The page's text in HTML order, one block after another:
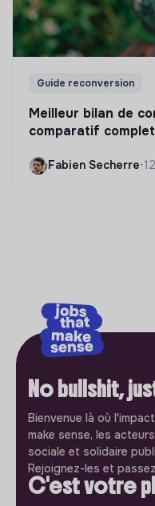
Guide reconversion
Meilleur bilan de
comparatif
Fabien Secherre•
No bullshit,
Bienvenue là où
make sense, les
sociale et solidaire
Rejoignez-les et
C'est votre